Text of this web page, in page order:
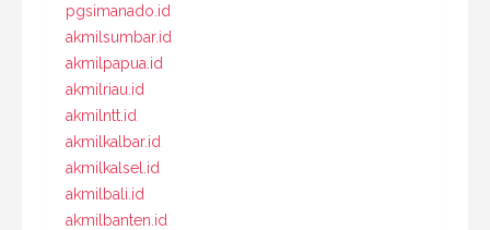
pgsimanado.id
akmilsumbar.id
akmilpapua.id
akmilriau.id
akmilntt.id
akmilkalbar.id
akmilkalsel.id
akmilbali.id
akmilbanten.id